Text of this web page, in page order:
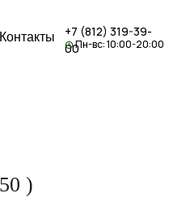
Контакты
+7 (812) 319-39-
00Пн-вс: 10:00-20:00
)